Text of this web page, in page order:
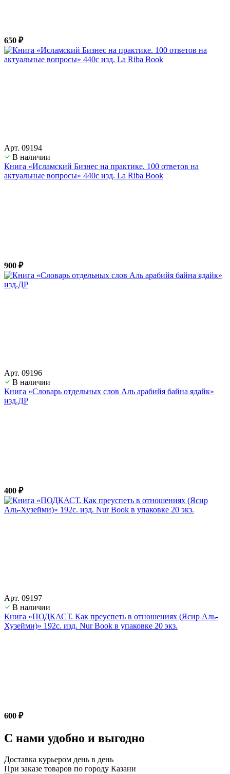
650 ₽
Арт. 09194
В наличии
Книга «Исламский Бизнес на практике. 100 ответов на
актуальные вопросы» 440с изд. La Riba Book
900 ₽
Арт. 09196
В наличии
Книга «Словарь отдельных слов Аль арабийя байна ядайк»
изд.ДР
400 ₽
Арт. 09197
В наличии
Книга «ПОДКАСТ. Как преуспеть в отношениях (Ясир Аль-
Хузейми)» 192с. изд. Nur Book в упаковке 20 экз.
600 ₽
С нами удобно и выгодно
Доставка курьером день в день
При заказе товаров по городу Казани